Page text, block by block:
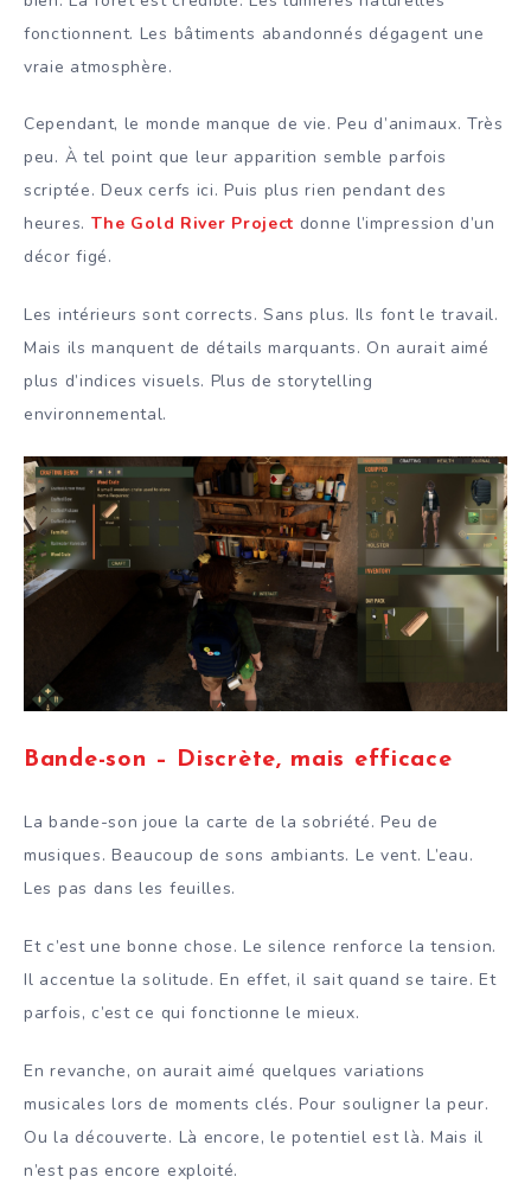
fonctionnent. Les bâtiments abandonnés dégagent une
vraie atmosphère.
Cependant, le monde manque de vie. Peu d’animaux. Très
peu. À tel point que leur apparition semble parfois
scriptée. Deux cerfs ici. Puis plus rien pendant des
heures. The Gold River Project donne l’impression d’un
décor figé.
Les intérieurs sont corrects. Sans plus. Ils font le travail.
Mais ils manquent de détails marquants. On aurait aimé
plus d’indices visuels. Plus de storytelling
environnemental.
Bande-son – Discrète, mais efficace
La bande-son joue la carte de la sobriété. Peu de
musiques. Beaucoup de sons ambiants. Le vent. L’eau.
Les pas dans les feuilles.
Et c’est une bonne chose. Le silence renforce la tension.
Il accentue la solitude. En effet, il sait quand se taire. Et
parfois, c’est ce qui fonctionne le mieux.
En revanche, on aurait aimé quelques variations
musicales lors de moments clés. Pour souligner la peur.
Ou la découverte. Là encore, le potentiel est là. Mais il
n’est pas encore exploité.